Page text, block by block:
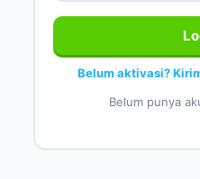
Belum aktivasi?
Belum punya